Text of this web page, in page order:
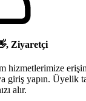
Ziyaretçi
hizmetlerimize
giriş yapın. Üyelik
alır.